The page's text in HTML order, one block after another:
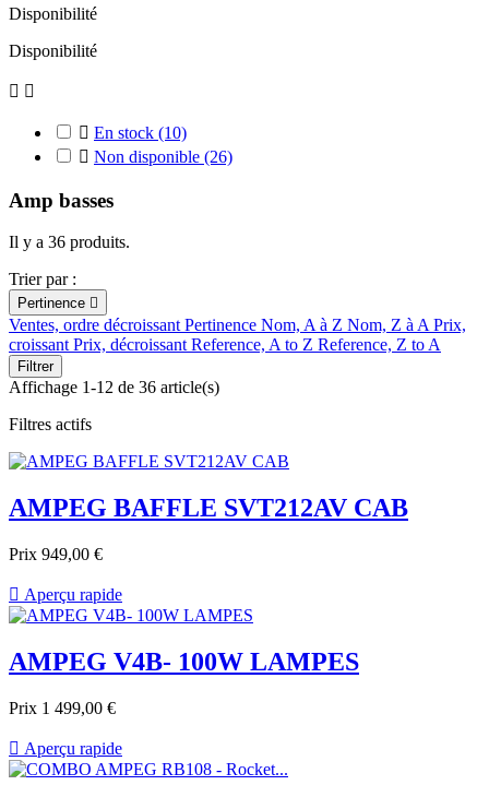
Disponibilité
Disponibilité
 
 En stock (10)
 Non disponible (26)
Amp basses
Il y a 36 produits.
Trier par :
Pertinence 
Ventes, ordre décroissantPertinence Nom, A à Z Nom, Z à APrix,
croissantPrix, décroissantReference, A to Z Reference, Z to A
Filtrer
Affichage 1-12 de 36 article(s)
Filtres actifs
AMPEG BAFFLE SVT212AV CAB
Prix 949,00 €
 Aperçu rapide
AMPEG V4B- 100W LAMPES
Prix 1 499,00 €
 Aperçu rapide